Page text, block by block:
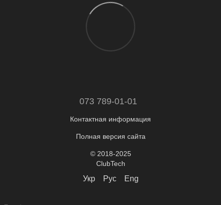
073 789-01-01
Контактная информация
Полная версия сайта
© 2018-2025
ClubTech
Укр Рус Eng